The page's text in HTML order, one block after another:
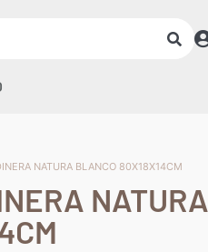
NATURA BLANCO 80X18X14CM
NATURA